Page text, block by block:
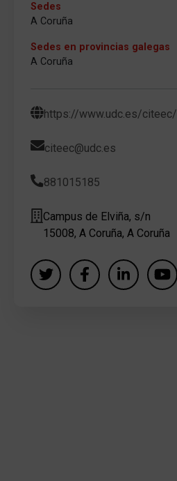
Sedes
A Coruña
Sedes en provincias galegas
A Coruña
https://www.udc.es/citeec/
citeec@udc.es
881015185
Campus de Elviña, s/n
15008, A Coruña, A Coruña